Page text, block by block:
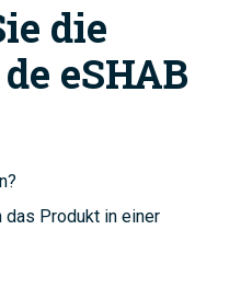
die
eSHAB
das Produkt in einer